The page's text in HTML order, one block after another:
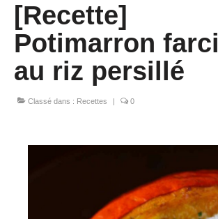
[Recette]
Potimarron farci
au riz persillé
Classé dans : Recettes 0